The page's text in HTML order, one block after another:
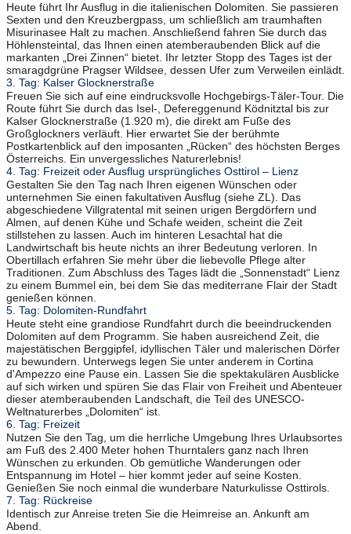
Heute führt Ihr Ausflug in die italienischen Dolomiten. Sie passieren
Sexten und den Kreuzbergpass, um schließlich am traumhaften
Misurinasee Halt zu machen. Anschließend fahren Sie durch das
Höhlensteintal, das Ihnen einen atemberaubenden Blick auf die
markanten „Drei Zinnen“ bietet. Ihr letzter Stopp des Tages ist der
smaragdgrüne Pragser Wildsee, dessen Ufer zum Verweilen einlädt.
3. Tag: Kalser Glocknerstraße
Freuen Sie sich auf eine eindrucksvolle Hochgebirgs-Täler-Tour. Die
Route führt Sie durch das Isel-, Defereggenund Ködnitztal bis zur
Kalser Glocknerstraße (1.920 m), die direkt am Fuße des
Großglockners verläuft. Hier erwartet Sie der berühmte
Postkartenblick auf den imposanten „Rücken“ des höchsten Berges
Österreichs. Ein unvergessliches Naturerlebnis!
4. Tag: Freizeit oder Ausflug ursprüngliches Osttirol – Lienz
Gestalten Sie den Tag nach Ihren eigenen Wünschen oder
unternehmen Sie einen fakultativen Ausflug (siehe ZL). Das
abgeschiedene Villgratental mit seinen urigen Bergdörfern und
Almen, auf denen Kühe und Schafe weiden, scheint die Zeit
stillstehen zu lassen. Auch im hinteren Lesachtal hat die
Landwirtschaft bis heute nichts an ihrer Bedeutung verloren. In
Obertillach erfahren Sie mehr über die liebevolle Pflege alter
Traditionen. Zum Abschluss des Tages lädt die „Sonnenstadt“ Lienz
zu einem Bummel ein, bei dem Sie das mediterrane Flair der Stadt
genießen können.
5. Tag: Dolomiten-Rundfahrt
Heute steht eine grandiose Rundfahrt durch die beeindruckenden
Dolomiten auf dem Programm. Sie haben ausreichend Zeit, die
majestätischen Berggipfel, idyllischen Täler und malerischen Dörfer
zu bewundern. Unterwegs legen Sie unter anderem in Cortina
d'Ampezzo eine Pause ein. Lassen Sie die spektakulären Ausblicke
auf sich wirken und spüren Sie das Flair von Freiheit und Abenteuer
dieser atemberaubenden Landschaft, die Teil des UNESCO-
Weltnaturerbes „Dolomiten“ ist.
6. Tag: Freizeit
Nutzen Sie den Tag, um die herrliche Umgebung Ihres Urlaubsortes
am Fuß des 2.400 Meter hohen Thurntalers ganz nach Ihren
Wünschen zu erkunden. Ob gemütliche Wanderungen oder
Entspannung im Hotel – hier kommt jeder auf seine Kosten.
Genießen Sie noch einmal die wunderbare Naturkulisse Osttirols.
7. Tag: Rückreise
Identisch zur Anreise treten Sie die Heimreise an. Ankunft am
Abend.